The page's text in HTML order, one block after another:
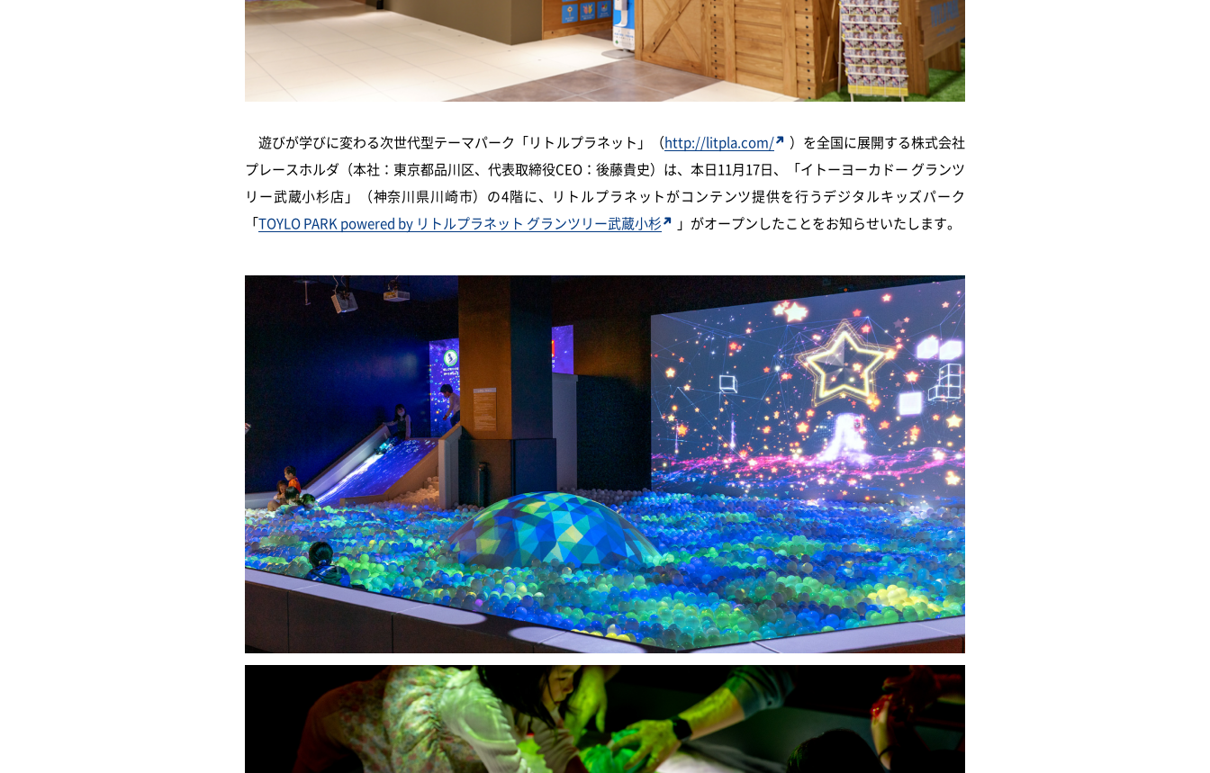
遊びが学びに変わる次世代型テーマパーク「リトルプラネット」（http://litpla.com/
）を全国に展開する株式会社
プレースホルダ（本社：東京都品川区、代表取締役CEO：後藤貴史）は、本日11月17日、「イトーヨーカドー グランツ
リー武蔵小杉店」（神奈川県川崎市）の4階に、リトルプラネットがコンテンツ提供を行うデジタルキッズパーク
「TOYLO PARK powered by リトルプラネット グランツリー武蔵小杉 」がオープンしたことをお知らせいたします。